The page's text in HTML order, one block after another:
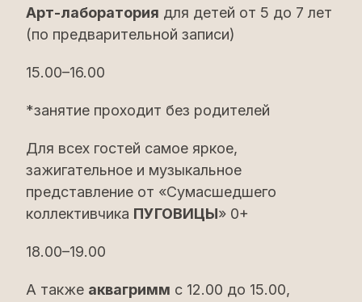
Арт-лаборатория для детей от 5 до 7 лет
(по предварительной записи)
15.00–16.00
*занятие проходит без родителей
Для всех гостей самое яркое,
зажигательное и музыкальное
представление от «Сумасшедшего
коллективчика ПУГОВИЦЫ» 0+
18.00–19.00
А также аквагримм с 12.00 до 15.00,